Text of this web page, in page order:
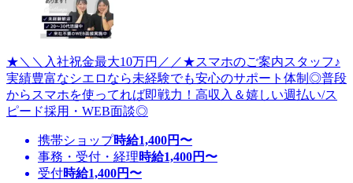
★＼＼入社祝金最大10万円／／★スマホのご案内スタッフ♪
実績豊富なシエロなら未経験でも安心のサポート体制◎普段
からスマホを使ってれば即戦力！高収入＆嬉しい週払い/ス
ピード採用・WEB面談◎
携帯ショップ時給1,400円〜
事務・受付・経理時給1,400円〜
受付時給1,400円〜